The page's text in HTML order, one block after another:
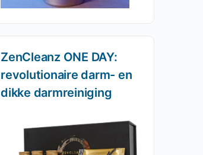
ZenCleanz ONE DAY:
revolutionaire darm- en
dikke darmreiniging